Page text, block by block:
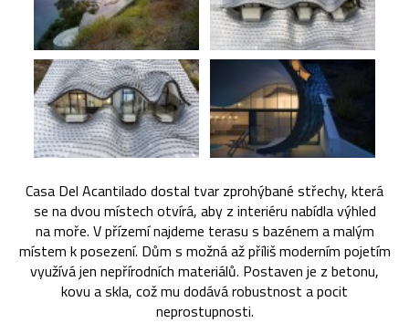
Casa Del Acantilado dostal tvar zprohýbané střechy, která
se na dvou místech otvírá, aby z interiéru nabídla výhled
na moře. V přízemí najdeme terasu s bazénem a malým
místem k posezení. Dům s možná až příliš moderním pojetím
využívá jen nepřírodních materiálů. Postaven je z betonu,
kovu a skla, což mu dodává robustnost a pocit
neprostupnosti.